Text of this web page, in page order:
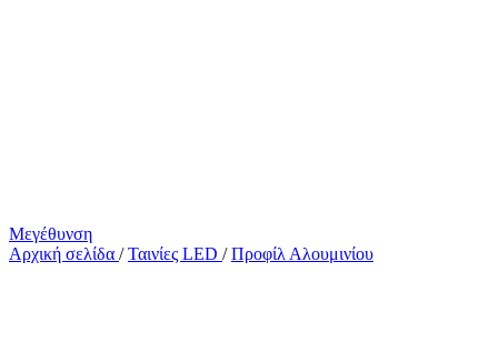
Μεγέθυνση
Αρχική σελίδα / Ταινίες LED / Προφίλ Αλουμινίου